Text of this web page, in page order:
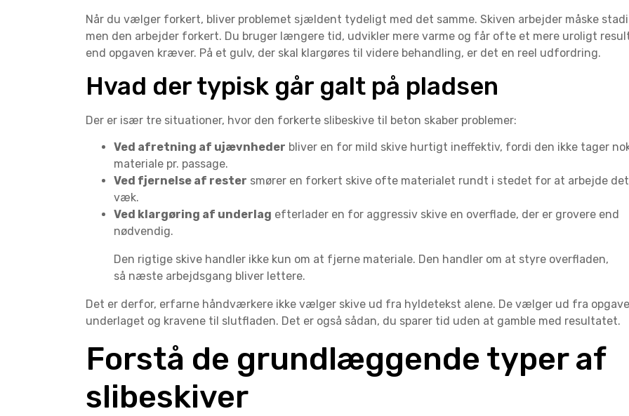
Når du vælger forkert, bliver problemet sjældent tydeligt med det samme. Skiven arbejder måske
men den arbejder forkert. Du bruger længere tid, udvikler mere varme og får ofte et mere uroligt
end opgaven kræver. På et gulv, der skal klargøres til videre behandling, er det en reel udfordring.
Hvad der typisk går galt på pladsen
Der er især tre situationer, hvor den forkerte slibeskive til beton skaber problemer:
Ved afretning af ujævnheder bliver en for mild skive hurtigt ineffektiv, fordi den ikke tager
materiale pr. passage.
Ved fjernelse af rester smører en forkert skive ofte materialet rundt i stedet for at arbejde det
væk.
Ved klargøring af underlag efterlader en for aggressiv skive en overflade, der er grovere end
nødvendig.
Den rigtige skive handler ikke kun om at fjerne materiale. Den handler om at styre overfladen,
så næste arbejdsgang bliver lettere.
Det er derfor, erfarne håndværkere ikke vælger skive ud fra hyldetekst alene. De vælger ud fra
underlaget og kravene til slutfladen. Det er også sådan, du sparer tid uden at gamble med resultatet.
Forstå de grundlæggende typer af
slibeskiver